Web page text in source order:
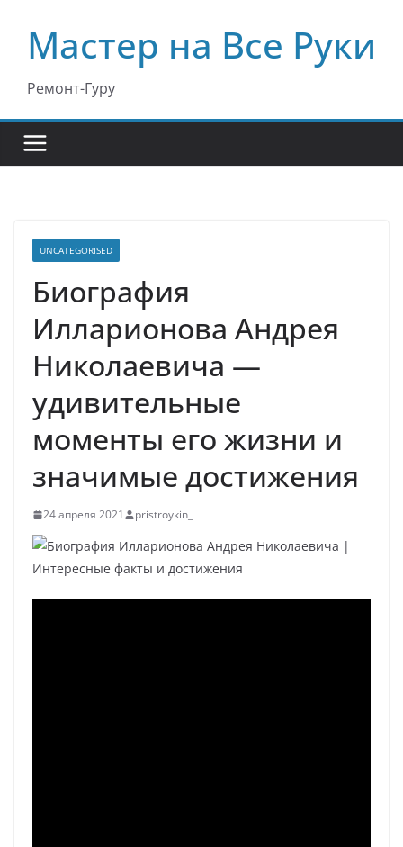
содержимому
Мастер на Все Руки
Ремонт-Гуру
UNCATEGORISED
Биография
Илларионова Андрея
Николаевича —
удивительные
моменты его жизни и
значимые достижения
24 апреля 2021 pristroykin_